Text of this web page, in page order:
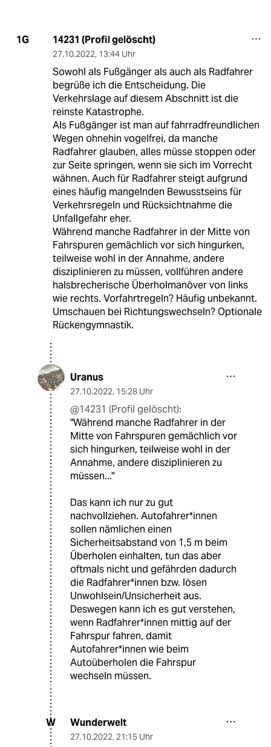
1G 14231 (Profil gelöscht)
27.10.2022, 13:44 Uhr
Sowohl als Fußgänger als auch als Radfahrer
begrüße ich die Entscheidung. Die
Verkehrslage auf diesem Abschnitt ist die
reinste Katastrophe.
Als Fußgänger ist man auf fahrradfreundlichen
Wegen ohnehin vogelfrei, da manche
Radfahrer glauben, alles müsse stoppen oder
zur Seite springen, wenn sie sich im Vorrecht
wähnen. Auch für Radfahrer steigt aufgrund
eines häufig mangelnden Bewusstseins für
Verkehrsregeln und Rücksichtnahme die
Unfallgefahr eher.
Während manche Radfahrer in der Mitte von
Fahrspuren gemächlich vor sich hingurken,
teilweise wohl in der Annahme, andere
disziplinieren zu müssen, vollführen andere
halsbrecherische Überholmanöver von links
wie rechts. Vorfahrtregeln? Häufig unbekannt.
Umschauen bei Richtungswechseln? Optionale
Rückengymnastik.
Uranus
27.10.2022, 15:28 Uhr
@14231 (Profil gelöscht):
"Während manche Radfahrer in der
Mitte von Fahrspuren gemächlich vor
sich hingurken, teilweise wohl in der
Annahme, andere disziplinieren zu
müssen..."
Das kann ich nur zu gut
nachvollziehen. Autofahrer*innen
sollen nämlichen einen
Sicherheitsabstand von 1,5 m beim
Überholen einhalten, tun das aber
oftmals nicht und gefährden dadurch
die Radfahrer*innen bzw. lösen
Unwohlsein/Unsicherheit aus.
Deswegen kann ich es gut verstehen,
wenn Radfahrer*innen mittig auf der
Fahrspur fahren, damit
Autofahrer*innen wie beim
Autoüberholen die Fahrspur
wechseln müssen.
W Wunderwelt
27.10.2022, 21:15 Uhr